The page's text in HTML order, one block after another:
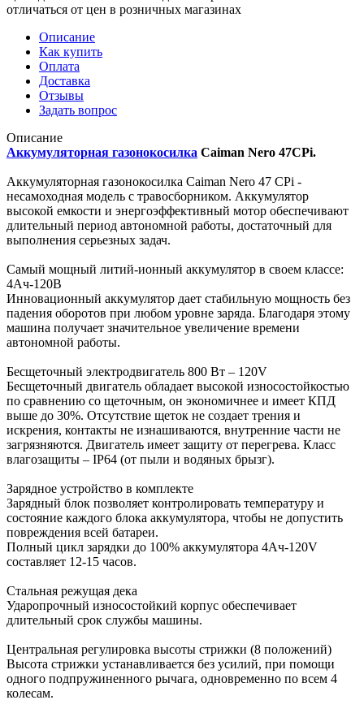
отличаться от цен в розничных магазинах
Описание
Как купить
Оплата
Доставка
Отзывы
Задать вопрос
Описание
Аккумуляторная газонокосилка Caiman Nero 47CPi.
Аккумуляторная газонокосилка Caiman Nero 47 CPi -
несамоходная модель с травосборником. Аккумулятор
высокой емкости и энергоэффективный мотор обеспечивают
длительный период автономной работы, достаточный для
выполнения серьезных задач.
Самый мощный литий-ионный аккумулятор в своем классе:
4Ач-120В
Инновационный аккумулятор дает стабильную мощность без
падения оборотов при любом уровне заряда. Благодаря этому
машина получает значительное увеличение времени
автономной работы.
Бесщеточный электродвигатель 800 Вт – 120V
Бесщеточный двигатель обладает высокой износостойкостью
по сравнению со щеточным, он экономичнее и имеет КПД
выше до 30%. Отсутствие щеток не создает трения и
искрения, контакты не изнашиваются, внутренние части не
загрязняются. Двигатель имеет защиту от перегрева. Класс
влагозащиты – IP64 (от пыли и водяных брызг).
Зарядное устройство в комплекте
Зарядный блок позволяет контролировать температуру и
состояние каждого блока аккумулятора, чтобы не допустить
повреждения всей батареи.
Полный цикл зарядки до 100% аккумулятора 4Ач-120V
составляет 12-15 часов.
Стальная режущая дека
Ударопрочный износостойкий корпус обеспечивает
длительный срок службы машины.
Центральная регулировка высоты стрижки (8 положений)
Высота стрижки устанавливается без усилий, при помощи
одного подпружиненного рычага, одновременно по всем 4
колесам.